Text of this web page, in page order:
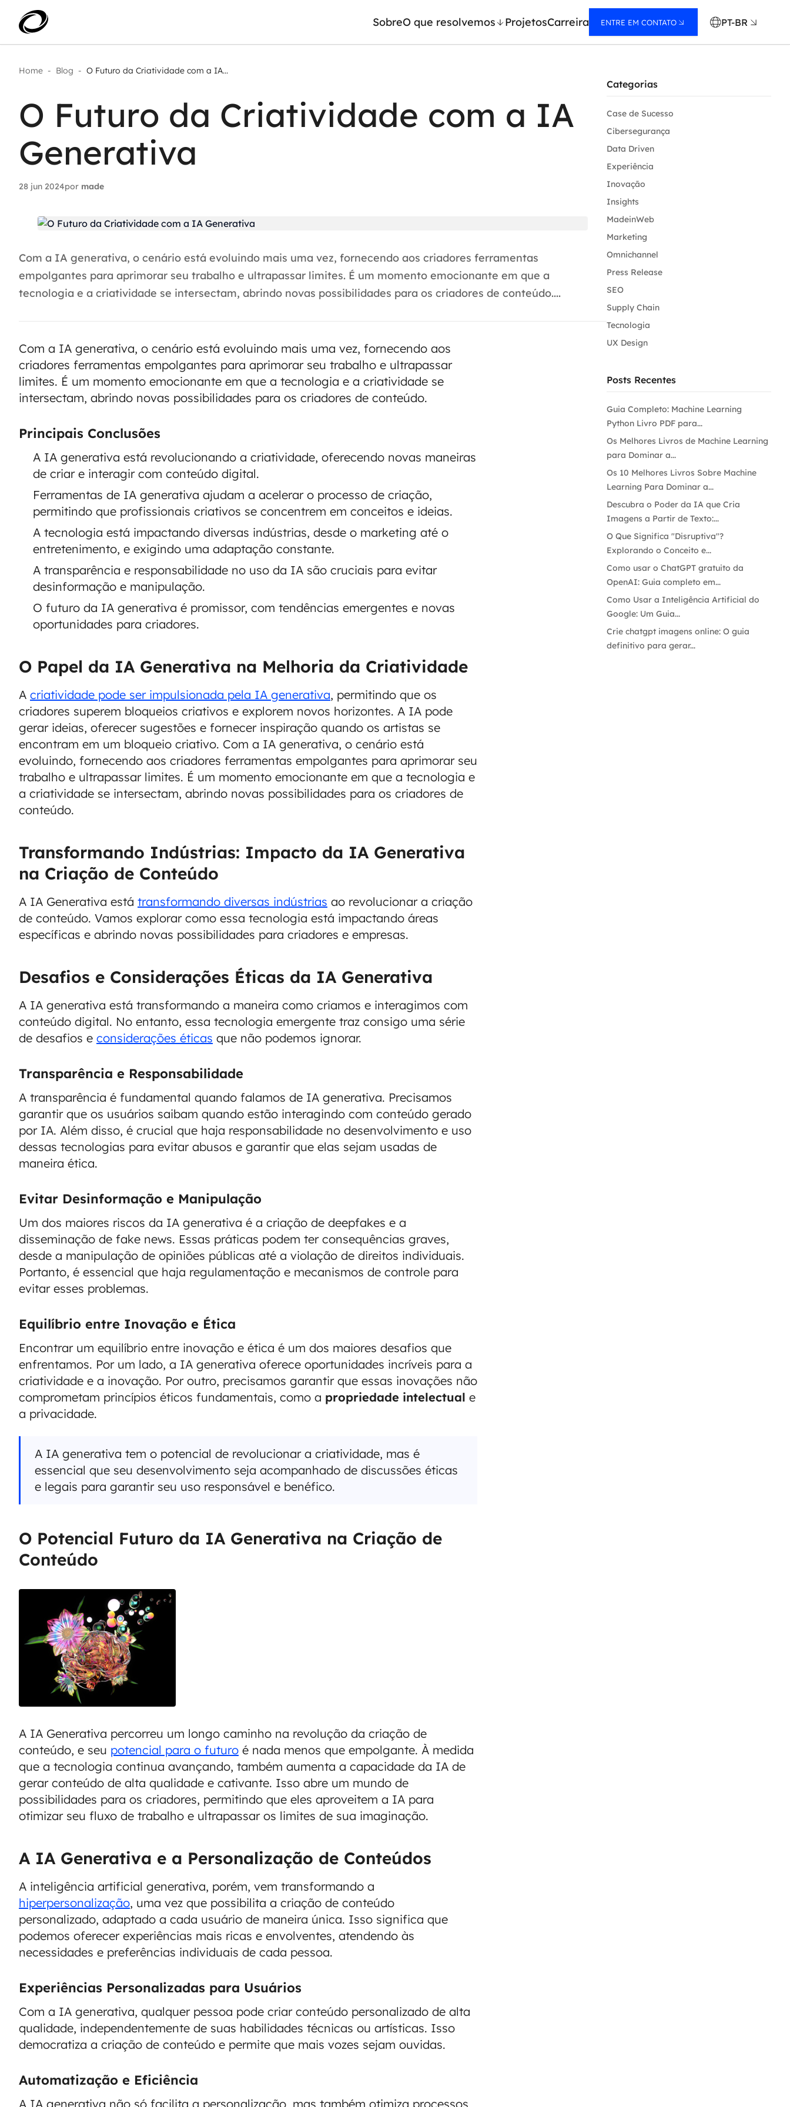
SobreO que resolvemos ProjetosCarreira ENTRE EM CONTATO PT-BR
Aplicar IA com impacto real
Modernização de aplicações
Sustentar operações com
Escalar com segurança
IA Generativa
Agentes de IA
Integração de IA
RPA e hiperautomação
Home - Blog - O Futuro da Criatividade com a IA...
O Futuro da Criatividade com a IA
Generativa
28 jun 2024por made
Com a IA generativa, o cenário está evoluindo mais uma vez, fornecendo aos criadores ferramentas
empolgantes para aprimorar seu trabalho e ultrapassar limites. É um momento emocionante em que a
tecnologia e a criatividade se intersectam, abrindo novas possibilidades para os criadores de conteúdo....
Com a IA generativa, o cenário está evoluindo mais uma vez, fornecendo aos
criadores ferramentas empolgantes para aprimorar seu trabalho e ultrapassar
limites. É um momento emocionante em que a tecnologia e a criatividade se
intersectam, abrindo novas possibilidades para os criadores de conteúdo.
Principais Conclusões
A IA generativa está revolucionando a criatividade, oferecendo novas maneiras
de criar e interagir com conteúdo digital.
Ferramentas de IA generativa ajudam a acelerar o processo de criação,
permitindo que profissionais criativos se concentrem em conceitos e ideias.
A tecnologia está impactando diversas indústrias, desde o marketing até o
entretenimento, e exigindo uma adaptação constante.
A transparência e responsabilidade no uso da IA são cruciais para evitar
desinformação e manipulação.
O futuro da IA generativa é promissor, com tendências emergentes e novas
oportunidades para criadores.
O Papel da IA Generativa na Melhoria da Criatividade
A criatividade pode ser impulsionada pela IA generativa, permitindo que os
criadores superem bloqueios criativos e explorem novos horizontes. A IA pode
gerar ideias, oferecer sugestões e fornecer inspiração quando os artistas se
encontram em um bloqueio criativo. Com a IA generativa, o cenário está
evoluindo, fornecendo aos criadores ferramentas empolgantes para aprimorar seu
trabalho e ultrapassar limites. É um momento emocionante em que a tecnologia e
a criatividade se intersectam, abrindo novas possibilidades para os criadores de
conteúdo.
Transformando Indústrias: Impacto da IA Generativa
na Criação de Conteúdo
A IA Generativa está transformando diversas indústrias ao revolucionar a criação
de conteúdo. Vamos explorar como essa tecnologia está impactando áreas
específicas e abrindo novas possibilidades para criadores e empresas.
Desafios e Considerações Éticas da IA Generativa
A IA generativa está transformando a maneira como criamos e interagimos com
conteúdo digital. No entanto, essa tecnologia emergente traz consigo uma série
de desafios e considerações éticas que não podemos ignorar.
Transparência e Responsabilidade
A transparência é fundamental quando falamos de IA generativa. Precisamos
garantir que os usuários saibam quando estão interagindo com conteúdo gerado
por IA. Além disso, é crucial que haja responsabilidade no desenvolvimento e uso
dessas tecnologias para evitar abusos e garantir que elas sejam usadas de
maneira ética.
Evitar Desinformação e Manipulação
Um dos maiores riscos da IA generativa é a criação de deepfakes e a
disseminação de fake news. Essas práticas podem ter consequências graves,
desde a manipulação de opiniões públicas até a violação de direitos individuais.
Portanto, é essencial que haja regulamentação e mecanismos de controle para
evitar esses problemas.
Equilíbrio entre Inovação e Ética
Encontrar um equilíbrio entre inovação e ética é um dos maiores desafios que
enfrentamos. Por um lado, a IA generativa oferece oportunidades incríveis para a
criatividade e a inovação. Por outro, precisamos garantir que essas inovações não
comprometam princípios éticos fundamentais, como a propriedade intelectual e
a privacidade.
A IA generativa tem o potencial de revolucionar a criatividade, mas é
essencial que seu desenvolvimento seja acompanhado de discussões éticas
e legais para garantir seu uso responsável e benéfico.
O Potencial Futuro da IA Generativa na Criação de
Conteúdo
A IA Generativa percorreu um longo caminho na revolução da criação de
conteúdo, e seu potencial para o futuro é nada menos que empolgante. À medida
que a tecnologia continua avançando, também aumenta a capacidade da IA de
gerar conteúdo de alta qualidade e cativante. Isso abre um mundo de
possibilidades para os criadores, permitindo que eles aproveitem a IA para
otimizar seu fluxo de trabalho e ultrapassar os limites de sua imaginação.
A IA Generativa e a Personalização de Conteúdos
A inteligência artificial generativa, porém, vem transformando a
hiperpersonalização, uma vez que possibilita a criação de conteúdo
personalizado, adaptado a cada usuário de maneira única. Isso significa que
podemos oferecer experiências mais ricas e envolventes, atendendo às
necessidades e preferências individuais de cada pessoa.
Experiências Personalizadas para Usuários
Com a IA generativa, qualquer pessoa pode criar conteúdo personalizado de alta
qualidade, independentemente de suas habilidades técnicas ou artísticas. Isso
democratiza a criação de conteúdo e permite que mais vozes sejam ouvidas.
Automatização e Eficiência
A IA generativa não só facilita a personalização, mas também otimiza processos,
Categorias
Case de Sucesso
Cibersegurança
Data Driven
Experiência
Inovação
Insights
MadeinWeb
Marketing
Omnichannel
Press Release
SEO
Supply Chain
Tecnologia
UX Design
Posts Recentes
Guia Completo: Machine Learning
Python Livro PDF para...
Os Melhores Livros de Machine Learning
para Dominar a...
Os 10 Melhores Livros Sobre Machine
Learning Para Dominar a...
Descubra o Poder da IA que Cria
Imagens a Partir de Texto:...
O Que Significa "Disruptiva"?
Explorando o Conceito e...
Como usar o ChatGPT gratuito da
OpenAI: Guia completo em...
Como Usar a Inteligência Artificial do
Google: Um Guia...
Crie chatgpt imagens online: O guia
definitivo para gerar...